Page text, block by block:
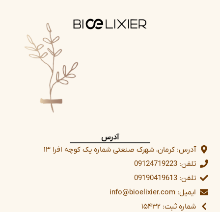
آدرس
آدرس: کرمان، شهرک صنعتی شماره یک کوچه افرا ۱۳
تلفن: 09124719223
تلفن: 09190419613
ایمیل: info@bioelixier.com
شماره ثبت: ۱۵۴۳۲